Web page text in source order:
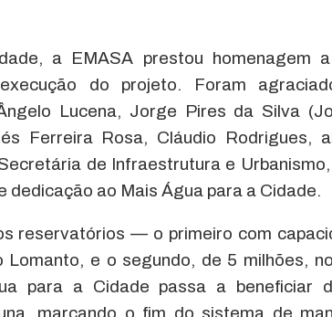
a EMASA prestou homenagem
do projeto. Foram
Lucena, Jorge Pires da Silva
Ferreira Rosa, Cláudio Rodrigues,
de Infraestrutura e
dedicação ao Mais Água para a Cidade.
reservatórios — o primeiro com
Lomanto, e o segundo, de 5 milhões,
para a Cidade passa a beneficiar